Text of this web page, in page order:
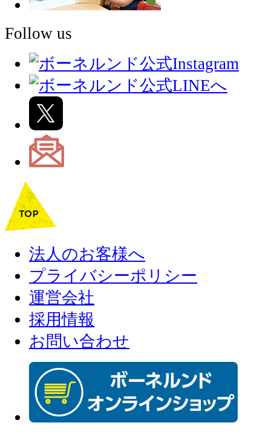
Follow us
法人のお客様へ
プライバシーポリシー
運営会社
採用情報
お問い合わせ